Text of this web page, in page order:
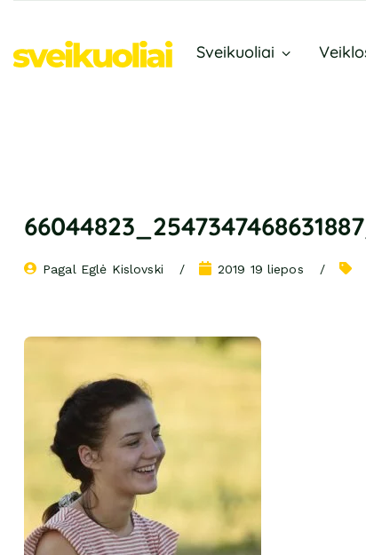
Sveikuoliai
Pagal Eglė Kislovski 2019 19 liepos